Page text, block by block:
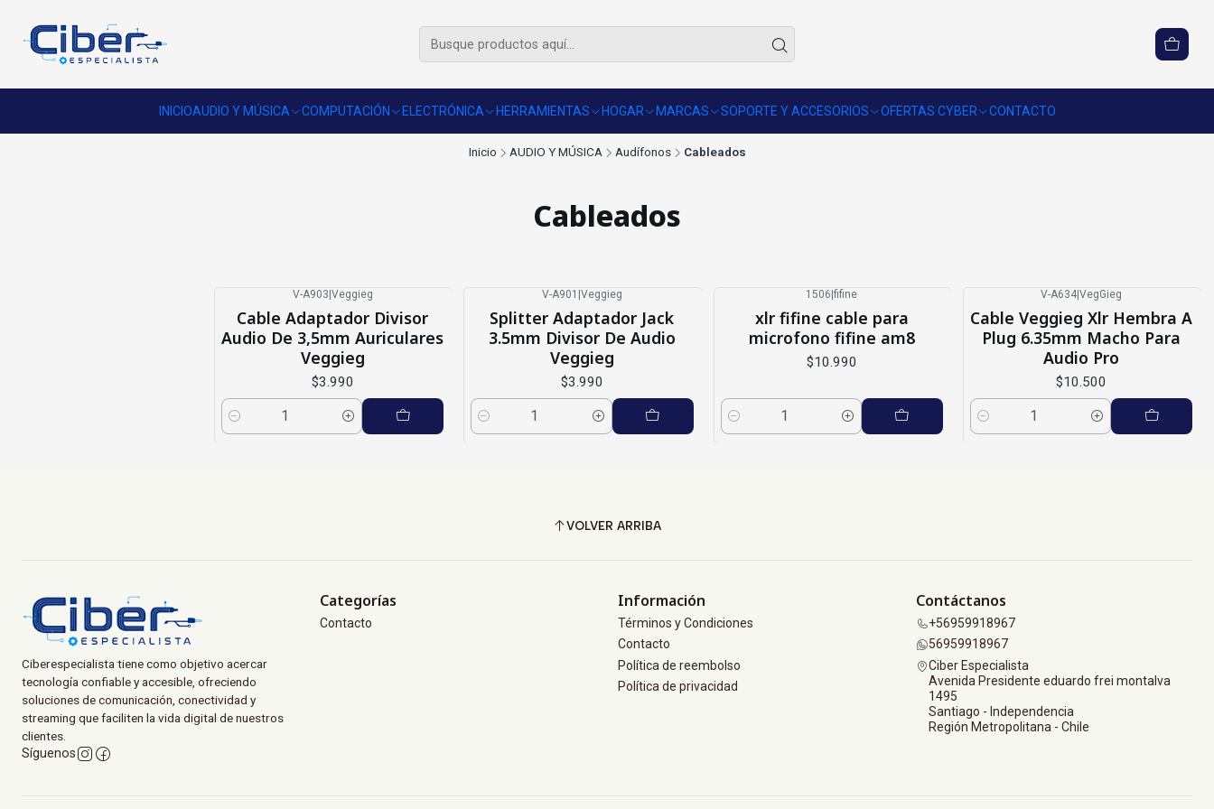
INICIOAUDIO Y MÚSICA COMPUTACIÓN ELECTRÓNICA HERRAMIENTAS HOGAR MARCAS SOPORTE Y ACCESORIOS OFERTAS CYBER CONTACTO
Inicio AUDIO Y MÚSICA Audífonos Cableados
Cableados
V-A903 Veggieg
Cable Adaptador Divisor
Audio De 3,5mm Auriculares
Veggieg
$3.990
Cantidad
V-A901 Veggieg
Splitter Adaptador Jack
3.5mm Divisor De Audio
Veggieg
$3.990
Cantidad
1506 |fifine
xlr fifine cable para
microfono fifine am8
$10.990
Cantidad
V-A634| VegGieg
Cable Veggieg Xlr Hembra A
Plug 6.35mm Macho Para
Audio Pro
$10.500
Cantidad
VOLVER ARRIBA
Ciberespecialista tiene como objetivo acercar
tecnología confiable y accesible, ofreciendo
soluciones de comunicación, conectividad y
streaming que faciliten la vida digital de nuestros
clientes.
Síguenos
Categorías
Contacto
Información
Términos y Condiciones
Contacto
Política de reembolso
Política de privacidad
Contáctanos
+56959918967
56959918967
Ciber Especialista
Avenida Presidente eduardo frei montalva
1495
Santiago - Independencia
Región Metropolitana - Chile